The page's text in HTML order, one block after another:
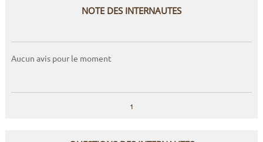
NOTE DES INTERNAUTES
Aucun avis pour le moment
1